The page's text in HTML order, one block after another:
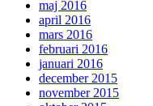
maj 2016
april 2016
mars 2016
februari 2016
januari 2016
december 2015
november 2015